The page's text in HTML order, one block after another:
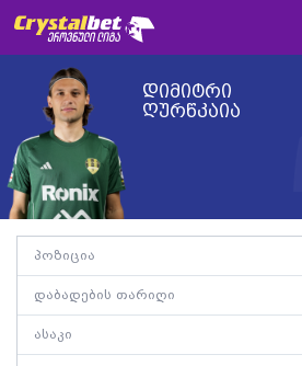
დიმიტრი
ღურწკაია
პოზიცია
დაბადების თარიღი
ასაკი